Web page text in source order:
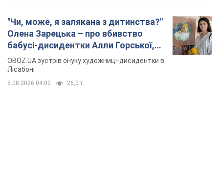
"Чи, може, я залякана з дитинства?"
Олена Зарецька – про вбивство
бабусі-дисидентки Алли Горської,
критику Дмитра Стуса та втечу в
Португалію з 5 дітьми
OBOZ.UA зустрів онуку художниці-дисидентки в
Лісабоні
5.08.2026 04:00 26,0 т.